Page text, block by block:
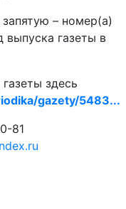
– номер(а)
выпуска газеты в
здесь
gazety/5483...
81